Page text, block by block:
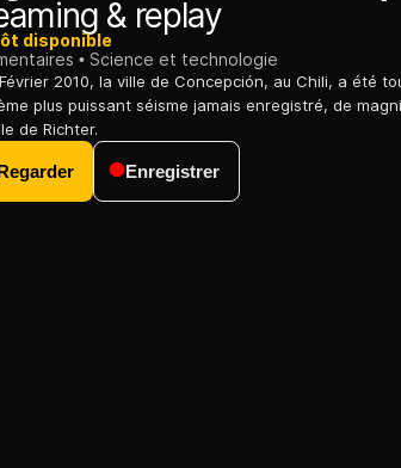
& replay
disponible
Science et technologie
2010, la ville de Concepción, au Chili, a été
plus puissant séisme jamais enregistré, de
de Richter.
Enregistrer